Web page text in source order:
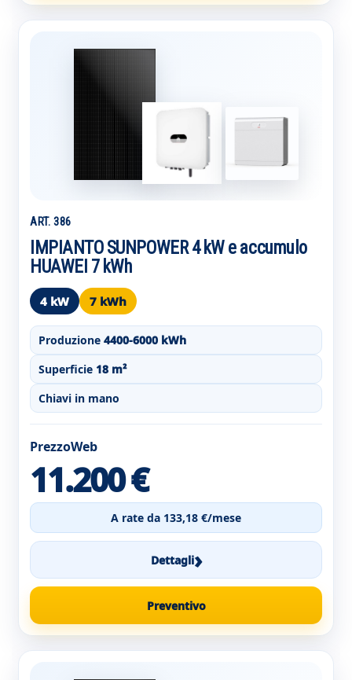
ART. 386
IMPIANTO SUNPOWER 4 kW e accumulo
HUAWEI 7 kWh
4 kW 7 kWh
Produzione 4400-6000 kWh
Superficie 18 m²
Chiavi in mano
PrezzoWeb
11.200 €
A rate da 133,18 €/mese
Dettagli›
Preventivo